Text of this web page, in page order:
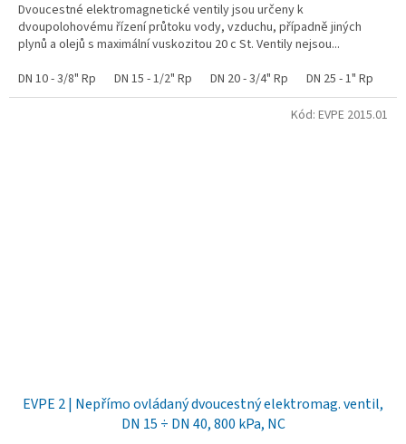
Dvoucestné elektromagnetické ventily jsou určeny k
dvoupolohovému řízení průtoku vody, vzduchu, případně jiných
plynů a olejů s maximální vuskozitou 20 c St. Ventily nejsou...
DN 10 - 3/8" Rp
DN 15 - 1/2" Rp DN 20 - 3/4" Rp DN 25 - 1" Rp
EVPE 2 | Nepřímo ovládaný dvoucestný elektromag. ventil,
DN 15 ÷ DN 40, 800 kPa, NC
Kód: EVPE 2015.01